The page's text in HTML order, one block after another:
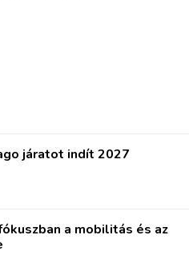
járatot indít 2027
a mobilitás és az